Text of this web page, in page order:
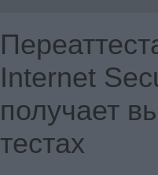
Internet
получает
тестах